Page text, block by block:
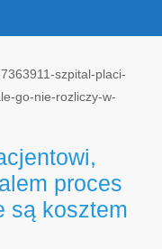
szpital-placi-
go-nie-rozliczy-w-
proces
są kosztem